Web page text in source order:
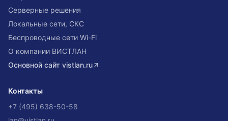
Серверные решения
Локальные сети, СКС
Беспроводные сети Wi-Fi
О компании ВИСТЛАН
Основной сайт vistlan.ru
Контакты
+7 (495) 638-50-58